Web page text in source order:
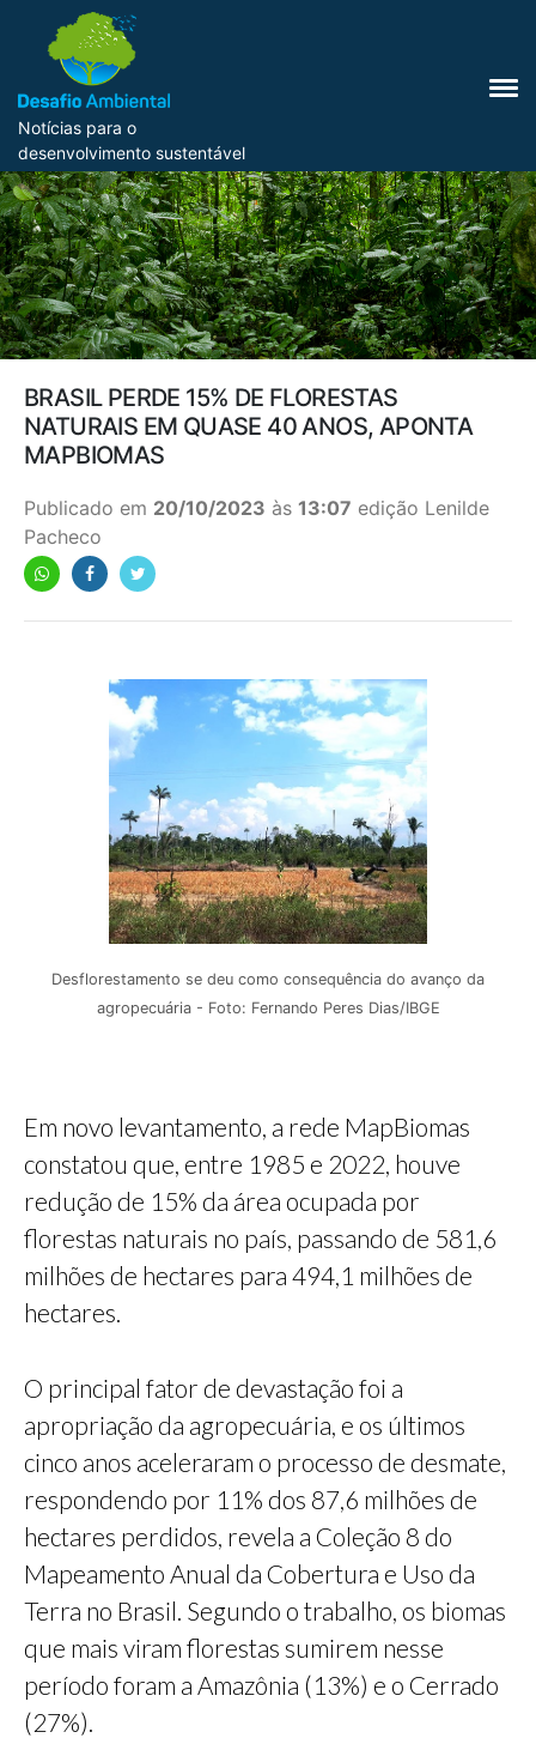
Notícias para o
desenvolvimento sustentável
BRASIL PERDE 15% DE FLORESTAS
NATURAIS EM QUASE 40 ANOS, APONTA
MAPBIOMAS
Publicado em 20/10/2023 às 13:07 edição Lenilde
Pacheco
Desflorestamento se deu como consequência do avanço da
agropecuária - Foto: Fernando Peres Dias/IBGE
Em novo levantamento, a rede MapBiomas
constatou que, entre 1985 e 2022, houve
redução de 15% da área ocupada por
florestas naturais no país, passando de 581,6
milhões de hectares para 494,1 milhões de
hectares.
O principal fator de devastação foi a
apropriação da agropecuária, e os últimos
cinco anos aceleraram o processo de desmate,
respondendo por 11% dos 87,6 milhões de
hectares perdidos, revela a Coleção 8 do
Mapeamento Anual da Cobertura e Uso da
Terra no Brasil. Segundo o trabalho, os biomas
que mais viram florestas sumirem nesse
período foram a Amazônia (13%) e o Cerrado
(27%).